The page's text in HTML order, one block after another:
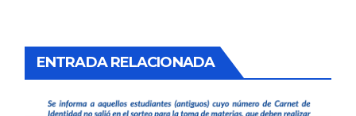
ENTRADA RELACIONADA